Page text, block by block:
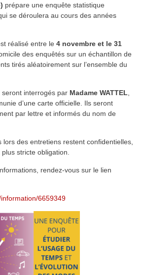
prépare une enquête statistique
se déroulera au cours des années
réalisé entre le 4 novembre et le 31
des enquêtés sur un échantillon de
tirés aléatoirement sur l’ensemble du
interrogés par Madame WATTEL
d’une carte officielle. Ils seront
par lettre et informés du nom de
lors des entretiens restent confidentielles,
stricte obligation.
rendez-vous sur le lien
6659349